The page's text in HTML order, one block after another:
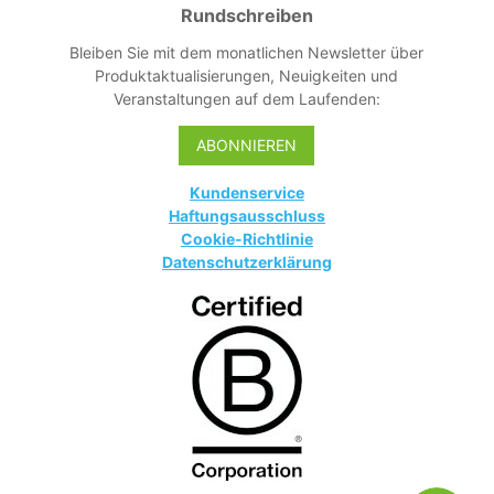
Rundschreiben
Bleiben Sie mit dem monatlichen Newsletter über
Produktaktualisierungen, Neuigkeiten und
Veranstaltungen auf dem Laufenden:
ABONNIEREN
Kundenservice
Haftungsausschluss
Cookie-Richtlinie
Datenschutzerklärung